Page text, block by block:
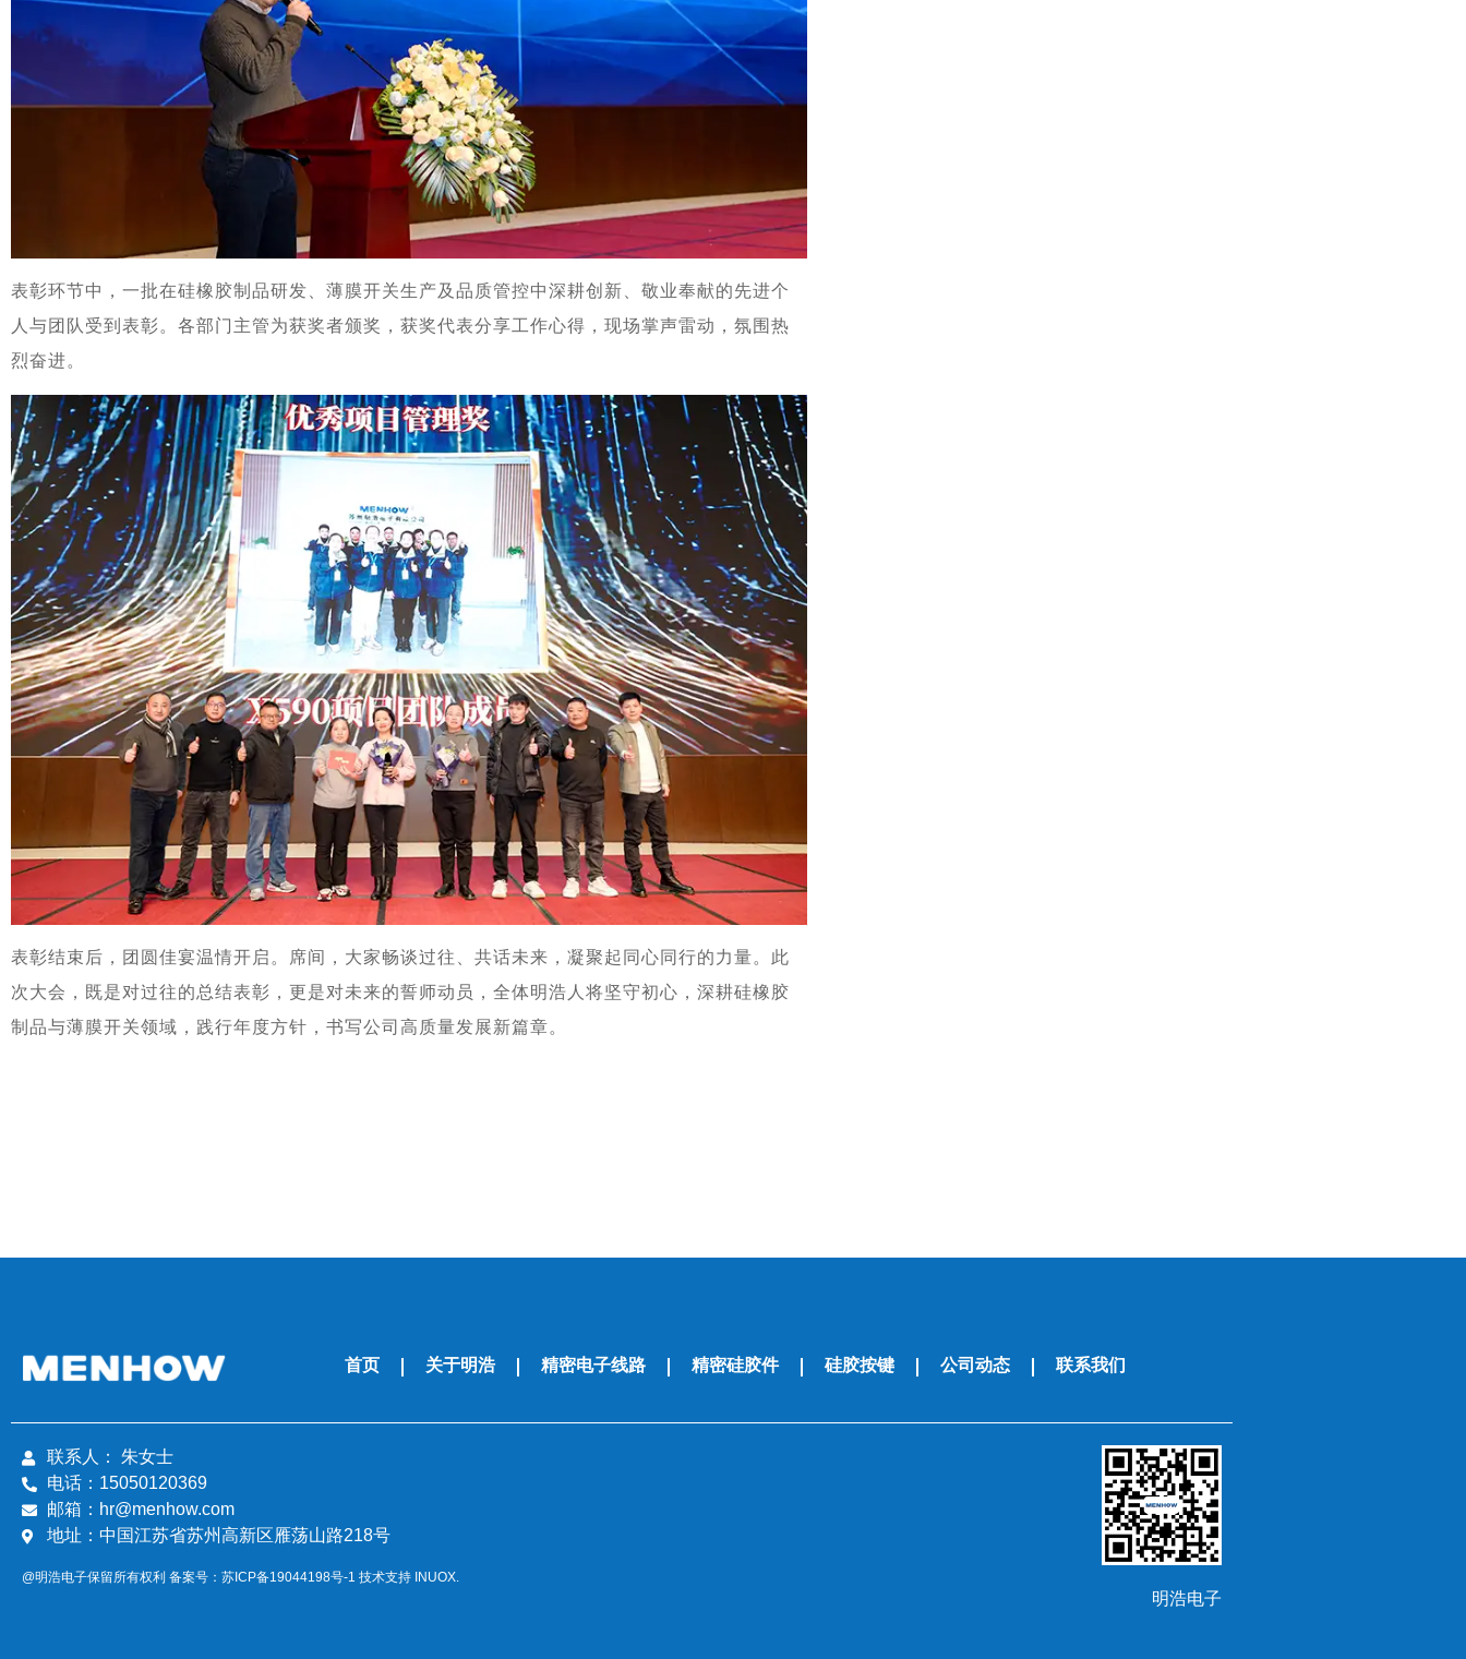
表彰环节中，一批在硅橡胶制品研发、薄膜开关生产及品质管控中深耕创新、敬业奉献的先进个
人与团队受到表彰。各部门主管为获奖者颁奖，获奖代表分享工作心得，现场掌声雷动，氛围热
烈奋进。
表彰结束后，团圆佳宴温情开启。席间，大家畅谈过往、共话未来，凝聚起同心同行的力量。此
次大会，既是对过往的总结表彰，更是对未来的誓师动员，全体明浩人将坚守初心，深耕硅橡胶
制品与薄膜开关领域，践行年度方针，书写公司高质量发展新篇章。
首页 关于明浩 精密电子线路 精密硅胶件 硅胶按键 公司动态 联系我们
联系人： 朱女士
电话：15050120369
邮箱：hr@menhow.com
地址：中国江苏省苏州高新区雁荡山路218号
@明浩电子保留所有权利 备案号： 苏ICP备19044198号-1 技术支持 INUOX.
明浩电子